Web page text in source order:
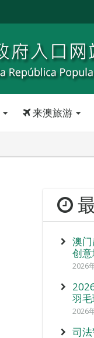
来澳旅游
澳
创
2026
羽
2026
司